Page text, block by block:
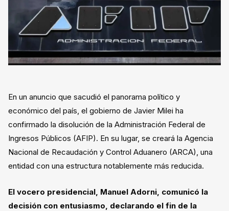
En un anuncio que sacudió el panorama político y
económico del país, el gobierno de Javier Milei ha
confirmado la disolución de la Administración Federal de
Ingresos Públicos (AFIP). En su lugar, se creará la Agencia
Nacional de Recaudación y Control Aduanero (ARCA), una
entidad con una estructura notablemente más reducida.
El vocero presidencial, Manuel Adorni, comunicó la
decisión con entusiasmo, declarando el fin de la